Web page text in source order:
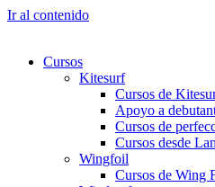
Ir al contenido
Cursos
Kitesurf
Cursos de
Apoyo a
Cursos de
Cursos desde
Wingfoil
Cursos de Wing